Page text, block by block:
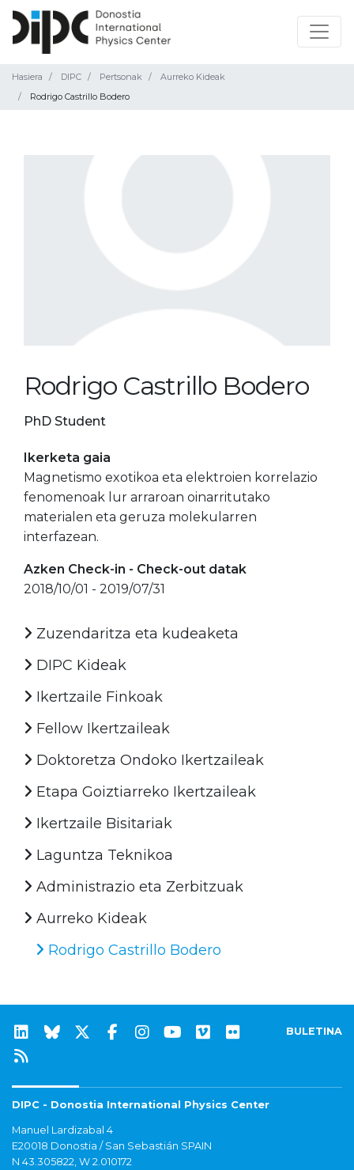
Hasiera DIPC Pertsonak
Aurreko Kideak
Rodrigo Castrillo Bodero
Rodrigo Castrillo Bodero
PhD Student
Ikerketa gaia
Magnetismo exotikoa eta elektroien korrelazio
fenomenoak lur arraroan oinarritutako
materialen eta geruza molekularren
interfazean.
Azken Check-in - Check-out datak
2018/10/01 - 2019/07/31
Zuzendaritza eta kudeaketa
DIPC Kideak
Ikertzaile Finkoak
Fellow Ikertzaileak
Doktoretza Ondoko Ikertzaileak
Etapa Goiztiarreko Ikertzaileak
Ikertzaile Bisitariak
Laguntza Teknikoa
Administrazio eta Zerbitzuak
Aurreko Kideak
Rodrigo Castrillo Bodero
BULETINA
DIPC - Donostia International Physics Center
Manuel Lardizabal 4
E20018 Donostia / San Sebastián SPAIN
N 43.305822, W 2.010172